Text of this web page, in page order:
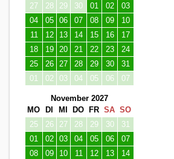
27
28 29 30 01 02
03
04
05 06 07 08 09
10
11
12 13 14 15 16
17
18
19 20 21 22 23
24
25
26 27 28 29 30
31
01
02 03 04 05 06 07
November 2027
MO
DI MI DO FR SA SO
25
26 27 28 29 30
31
01
02 03 04 05 06
07
08
09 10 11 12 13
14